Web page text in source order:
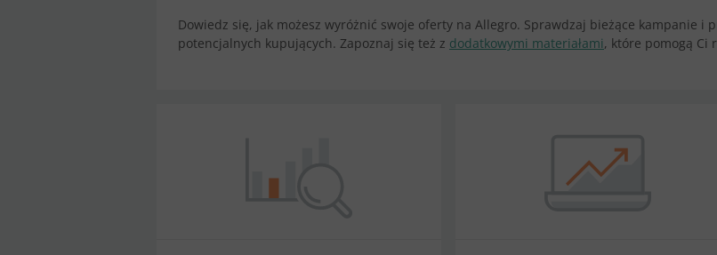
Dowiedz się, jak możesz wyróżnić swoje oferty na Allegro. Sprawdzaj bieżące kampanie i
potencjalnych kupujących. Zapoznaj się też z dodatkowymi materiałami, które pomogą Ci